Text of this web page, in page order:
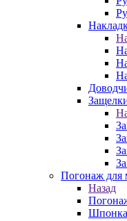
Погонаж для
Назад
Шпонка